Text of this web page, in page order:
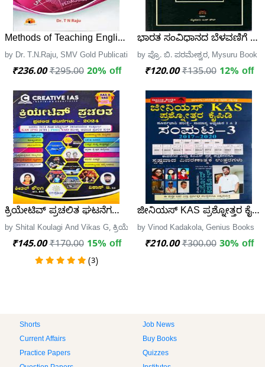
Methods of Teaching English - SMV Publications
by Dr. T.N.Raju, SMV Gold Publication
₹236.00 ₹295.00 20% off
ಭಾರತ ಸಂವಿಧಾನದ ಬೆಳವಣಿಗೆ -
by ಪ್ರೊ. ಬಿ. ಪರಮೇಶ್ವರ, Mysuru Book
₹120.00 ₹135.00 12% off
ಕ್ರಿಯೇಟಿವ್ ಪ್ರಚಲಿತ ಘಟನೆಗಳು - 2024 | ಜನವರಿ 2024 ರಿಂದ
by Shital Koulagi And Vikas G, ಕ್ರಿಯೇಟಿವ್ IAS Publication
₹145.00 ₹170.00 15% off
(3)
ಜೀನಿಯಸ್ KAS ಪ್ರಶ್ನೋತ್ತರ
by Vinod Kadakola, Genius Books
₹210.00 ₹300.00 30% off
Shorts
Job News
Current Affairs
Buy Books
Practice Papers
Quizzes